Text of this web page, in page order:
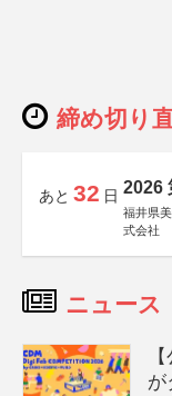
締め切り
あと 32 日 2026
福井県
式会社
ニュース
が